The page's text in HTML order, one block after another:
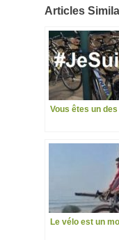
Articles
Vous êtes un
Le vélo est un